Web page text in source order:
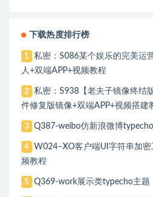
下载热度排行榜
1
私密：S086某个娱乐的完美运
人+双端APP+视频教程
2
私密：S938【老夫子镜像终结
件修复版镜像+双端APP+视频搭建
3 Q387-weibo仿新浪微博
4
W024–XO客户端UI字符串加
频教程
5 Q369-work展示类typecho主题